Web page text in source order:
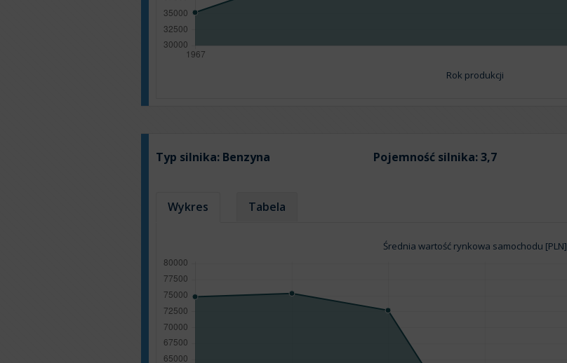
Rok produkcji
Typ silnika: Benzyna Pojemność silnika:3,7
Wykres Tabela
Średnia wartość rynkowa samochodu [PLN]